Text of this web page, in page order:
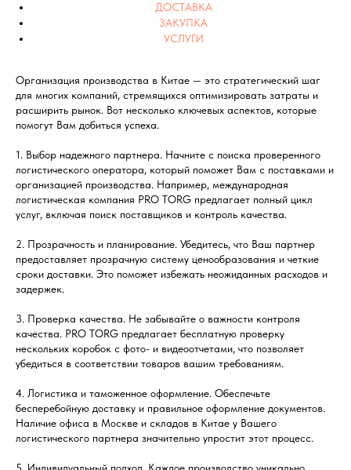
ДОСТАВКА
ЗАКУПКА
УСЛУГИ
Организация производства в Китае — это стратегический шаг
для многих компаний, стремящихся оптимизировать затраты и
расширить рынок. Вот несколько ключевых аспектов, которые
помогут Вам добиться успеха.
1. Выбор надежного партнера. Начните с поиска проверенного
логистического оператора, который поможет Вам с поставками и
организацией производства. Например, международная
логистическая компания PRO TORG предлагает полный цикл
услуг, включая поиск поставщиков и контроль качества.
2. Прозрачность и планирование. Убедитесь, что Ваш партнер
предоставляет прозрачную систему ценообразования и четкие
сроки доставки. Это поможет избежать неожиданных расходов и
задержек.
3. Проверка качества. Не забывайте о важности контроля
качества. PRO TORG предлагает бесплатную проверку
нескольких коробок с фото- и видеоотчетами, что позволяет
убедиться в соответствии товаров вашим требованиям.
4. Логистика и таможенное оформление. Обеспечьте
бесперебойную доставку и правильное оформление документов.
Наличие офиса в Москве и складов в Китае у Вашего
логистического партнера значительно упростит этот процесс.